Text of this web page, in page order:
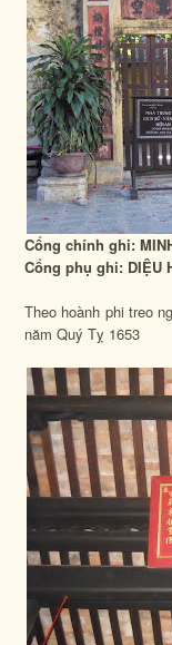
Cổng chính ghi:
Cổng phụ ghi: DIỆU
Theo hoành phi treo
năm Quý Tỵ 1653